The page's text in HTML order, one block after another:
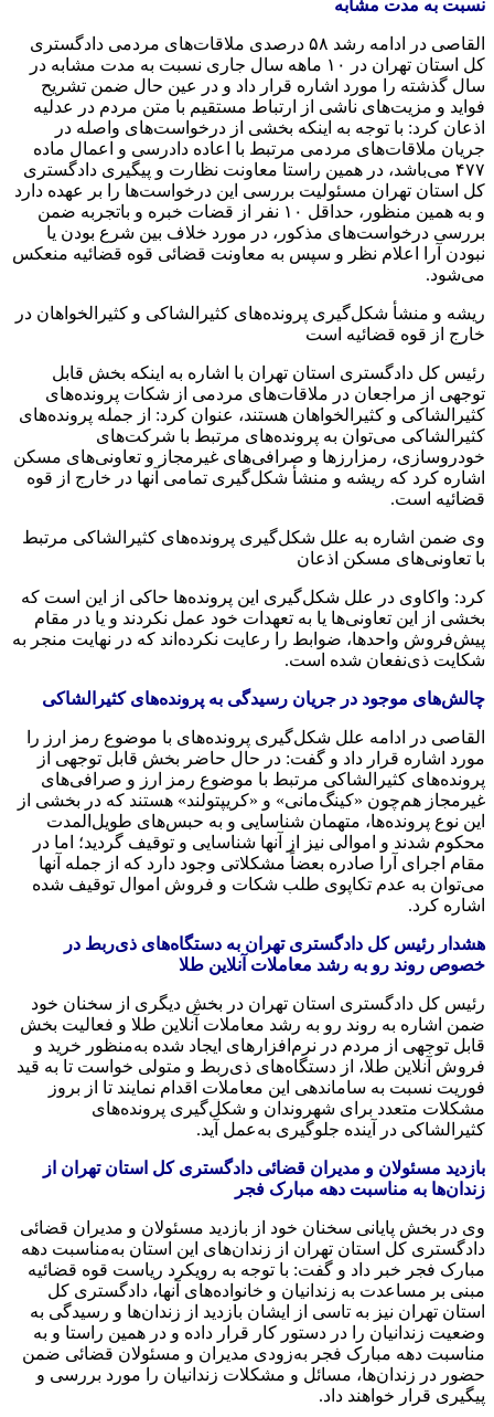
نسبت به مدت مشابه
القاصی
در ادامه رشد ۵۸ درصدی ملاقات‌های مردمی دادگستری
کل استان تهران در ۱۰ ماهه سال جاری نسبت به مدت مشابه در
سال گذشته را مورد اشاره قرار داد و در عین حال ضمن تشریح
فواید و مزیت‌های ناشی از ارتباط مستقیم با متن مردم در عدلیه
اذعان کرد: با توجه به اینکه بخشی از درخواست‌های واصله در
جریان ملاقات‌های مردمی مرتبط با اعاده دادرسی و اعمال ماده
۴۷۷ می‌باشد، در همین راستا معاونت نظارت و پیگیری دادگستری
کل استان تهران مسئولیت بررسی این درخواست‌ها را بر عهده دارد
و به همین منظور، حداقل ۱۰ نفر از قضات خبره و باتجربه ضمن
بررسی درخواست‌های مذکور، در مورد خلاف بین شرع بودن یا
نبودن آرا اعلام نظر و سپس به معاونت قضائی قوه قضائیه منعکس
می‌شود.
ریشه و منشأ شکل‌گیری پرونده‌های کثیرالشاکی و کثیرالخواهان در
خارج از قوه قضائیه است
رئیس کل دادگستری استان تهران با اشاره به اینکه بخش قابل
توجهی از مراجعان در ملاقات‌های مردمی از شکات پرونده‌های
کثیرالشاکی و کثیرالخواهان هستند، عنوان کرد: از جمله پرونده‌های
کثیرالشاکی می‌توان به پرونده‌های مرتبط با شرکت‌های
خودروسازی، رمزارزها و صرافی‌های غیرمجاز و تعاونی‌های مسکن
اشاره کرد که ریشه و منشأ شکل‌گیری تمامی آنها در خارج از قوه
قضائیه است.
وی ضمن اشاره به علل شکل‌گیری پرونده‌های کثیرالشاکی مرتبط
با تعاونی‌های مسکن اذعان
کرد: واکاوی در علل شکل‌گیری این پرونده‌ها حاکی از این است که
بخشی از این تعاونی‌ها یا به تعهدات خود عمل نکردند و یا در مقام
پیش‌فروش واحدها، ضوابط را رعایت نکرده‌اند که در نهایت منجر به
شکایت ذی‌نفعان شده است.
چالش‌های موجود در جریان رسیدگی به پرونده‌هایکثیرالشاکی
القاصی در ادامه علل شکل‌گیری پرونده‌های با موضوع رمز ارز را
مورد اشاره قرار داد و گفت: در حال حاضر بخش قابل توجهی از
پرونده‌های کثیرالشاکی مرتبط با موضوع رمز ارز و صرافی‌های
غیرمجاز هم‌چون «کینگ‌مانی» و «کریپتولند» هستند که در بخشی از
این نوع پرونده‌ها، متهمان شناسایی و به حبس‌های طویل‌المدت
محکوم شدند و اموالی نیز از آنها شناسایی و توقیف گردید؛ اما در
مقام اجرای آرا صادره بعضاً مشکلاتی وجود دارد که از جمله آنها
می‌توان به عدم تکاپوی طلب شکات و فروش اموال توقیف شده
اشاره کرد.
هشدار رئیس کل دادگستری تهران به دستگاه‌های ذی‌ربط در
خصوص روند رو به رشد معاملات آنلاین طلا
رئیس کل دادگستری استان تهران در بخش دیگری از سخنان خود
ضمن اشاره به روند رو به رشد معاملات آنلاین طلا و فعالیت بخش
قابل توجهی از مردم در نرم‌افزارهای ایجاد شده به‌منظور خرید و
فروش آنلاین طلا، از دستگاه‌های ذی‌ربط و متولی خواست تا به قید
فوریت نسبت به ساماندهی این معاملات اقدام نمایند تا از بروز
مشکلات متعدد برای شهروندان و شکل‌گیری پرونده‌های
کثیرالشاکی در آینده جلوگیری به‌عمل آید.
بازدید مسئولان و مدیران قضائی دادگستری کل استان تهران از
زندان‌ها به مناسبت دهه مبارک فجر
وی در بخش پایانی سخنان خود از بازدید مسئولان و مدیران قضائی
دادگستری کل استان تهران از زندان‌های این استان به‌مناسبت دهه
مبارک فجر خبر داد و گفت: با توجه به رویکرد ریاست قوه قضائیه
مبنی بر مساعدت به زندانیان و خانواده‌های آنها، دادگستری کل
استان تهران نیز به تاسی از ایشان بازدید از زندان‌ها و رسیدگی به
وضعیت زندانیان را در دستور کار قرار داده و در همین راستا و به
مناسبت دهه مبارک فجر به‌زودی مدیران و مسئولان قضائی ضمن
حضور در زندان‌ها، مسائل و مشکلات زندانیان را مورد بررسی و
پیگیری قرار خواهند داد.